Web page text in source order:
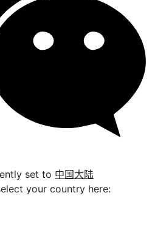
set to 中国大陆
your country here: